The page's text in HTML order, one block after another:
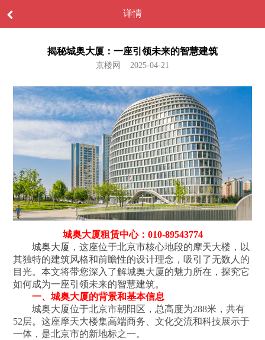
详情
揭秘城奥大厦：一座引领未来的智慧建筑
京楼网 2025-04-21
城奥大厦租赁中心：010-89543774
城奥大厦 ，这座位于北京市核心地段的摩天大楼，以
其独特的建筑风格和前瞻性的设计理念，吸引了无数人的
目光。本文将带您深入了解城奥大厦的魅力所在，探究它
如何成为一座引领未来的智慧建筑。
一、城奥大厦的背景和基本信息
城奥大厦位于北京市朝阳区，总高度为288米，共有
52层。这座摩天大楼集高端商务、文化交流和科技展示于
一体，是北京市的新地标之一。